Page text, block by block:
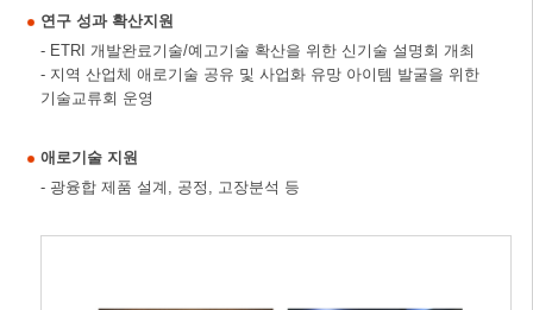
연구 성과 확산지원
- ETRI 개발완료기술/예고기술 확산을 위한 신기술 설명회 개최
- 지역 산업체 애로기술 공유 및 사업화 유망 아이템 발굴을 위한
기술교류회 운영
애로기술 지원
- 광융합 제품 설계, 공정, 고장분석 등